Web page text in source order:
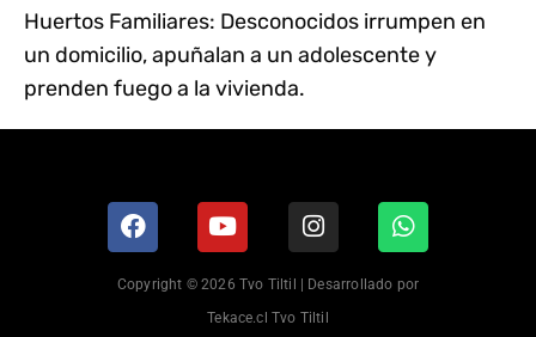
Huertos Familiares: Desconocidos irrumpen en
un domicilio, apuñalan a un adolescente y
prenden fuego a la vivienda.
Copyright © 2026 Tvo Tiltil | Desarrollado por
Tekace.cl Tvo Tiltil